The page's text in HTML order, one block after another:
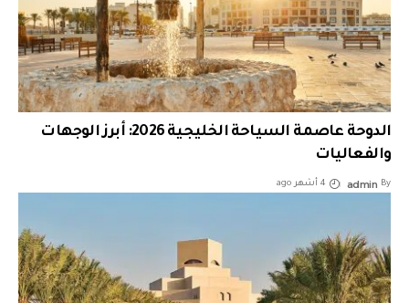
الدوحة عاصمة السياحة الخليجية 2026: أبرز الوجهات
والفعاليات
By
admin 4 أشهر ago